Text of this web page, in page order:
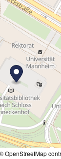
OpenStreetMap